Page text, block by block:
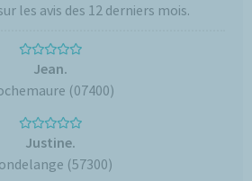
les avis des 12 derniers mois.
Jean.
(07400)
Justine.
(57300)